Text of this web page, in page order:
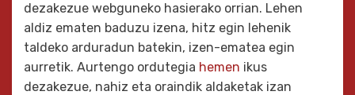
dezakezue webguneko hasierako orrian. Lehen
aldiz ematen baduzu izena, hitz egin lehenik
taldeko arduradun batekin, izen-ematea egin
aurretik. Aurtengo ordutegia hemen ikus
dezakezue, nahiz eta oraindik aldaketak izan